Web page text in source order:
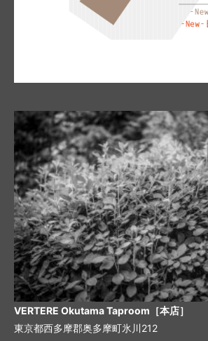
VERTERE Okutama Taproom［本店］
東京都西多摩郡奥多摩町氷川212